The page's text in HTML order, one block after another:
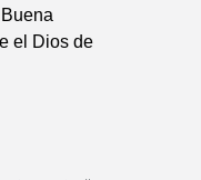
el Dios de